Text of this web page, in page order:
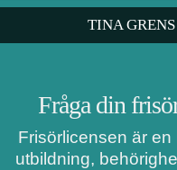
TINA
Fråga din
Frisörlicensen är
utbildning,